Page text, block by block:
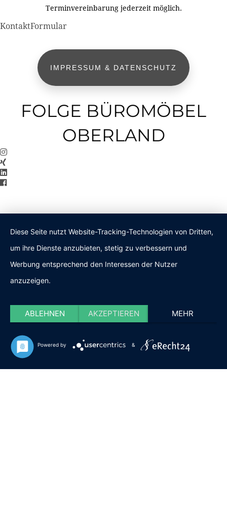
Terminvereinbarung jederzeit möglich.
KontaktFormular
IMPRESSUM & DATENSCHUTZ
FOLGE BÜROMÖBEL
OBERLAND
Diese Seite nutzt Website-Tracking-Technologien von Dritten,
um ihre Dienste anzubieten, stetig zu verbessern und
Werbung entsprechend den Interessen der Nutzer
anzuzeigen.
ABLEHNEN AKZEPTIEREN MEHR
Powered by &